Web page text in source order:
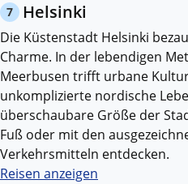
7 Helsinki
Die Küstenstadt Helsinki
Charme. In der lebendigen
Meerbusen trifft urbane
unkomplizierte nordische
überschaubare Größe der
Fuß oder mit den
Verkehrsmitteln entdecken.
Reisen anzeigen